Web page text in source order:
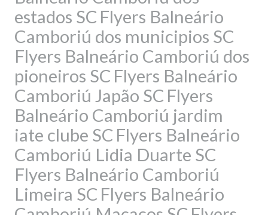
estados SC Flyers Balneário
Camboriú dos municipios SC
Flyers Balneário Camboriú dos
pioneiros SC Flyers Balneário
Camboriú Japão SC Flyers
Balneário Camboriú jardim
iate clube SC Flyers Balneário
Camboriú Lidia Duarte SC
Flyers Balneário Camboriú
Limeira SC Flyers Balneário